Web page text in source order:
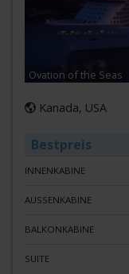
Ovation of the Seas
Kanada, USA
Bestpreis
INNENKABINE
AUSSENKABINE
BALKONKABINE
SUITE